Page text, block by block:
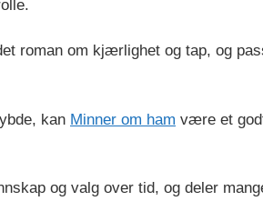
roman om kjærlighet og tap, og
kan Minner om ham være et
og valg over tid, og deler